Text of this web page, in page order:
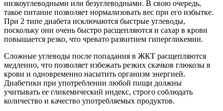
низкоуглеводными или безуглеводными. В свою очередь,
такое питание позволяет нормализовать вес при его избытке.
При 2 типе диабета исключаются быстрые углеводы,
поскольку они очень быстро расщепляются и сахар в крови
повышается резко, что чревато развитием гипергликемии.
Сложные углеводы после попадания в ЖКТ расщепляются
медленно, что позволяет избежать резких скачков глюкозы в
крови и одновременно насытить организм энергией.
Диабетики при употреблении любой пищи должны
учитывать ее гликемический индекс, строго соблюдать
количество и качество употребляемых продуктов.